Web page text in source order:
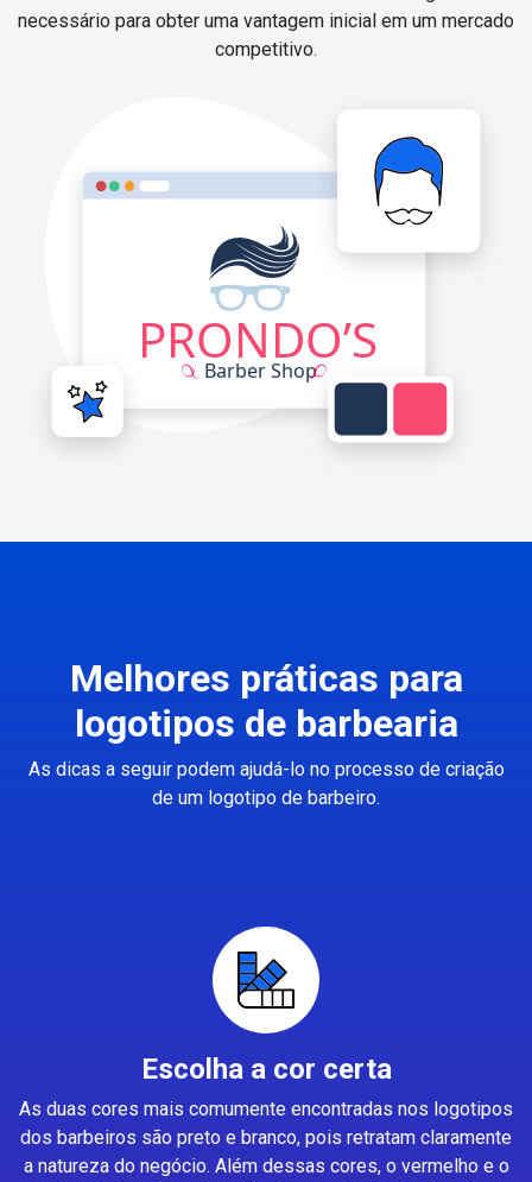
necessário para obter uma vantagem inicial em um mercado
competitivo.
Melhores práticas para
logotipos de barbearia
As dicas a seguir podem ajudá-lo no processo de criação
de um logotipo de barbeiro.
Escolha a cor certa
As duas cores mais comumente encontradas nos logotipos
dos barbeiros são preto e branco, pois retratam claramente
a natureza do negócio. Além dessas cores, o vermelho e o